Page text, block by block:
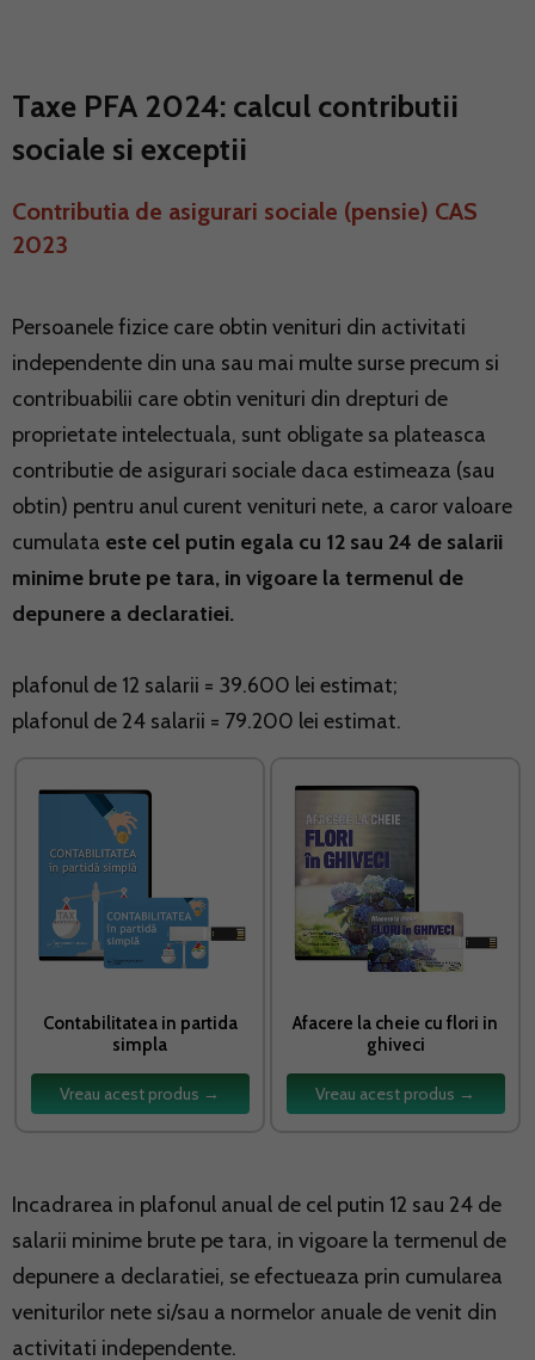
Taxe PFA 2024: calcul contributii
sociale si exceptii
Contributia de asigurari sociale (pensie) CAS
2023
Persoanele fizice care obtin venituri din activitati
independente din una sau mai multe surse precum si
contribuabilii care obtin venituri din drepturi de
proprietate intelectuala, sunt obligate sa plateasca
contributie de asigurari sociale daca estimeaza (sau
obtin) pentru anul curent venituri nete, a caror valoare
cumulata este cel putin egala cu 12 sau 24 de salarii
minime brute pe tara, in vigoare la termenul de
depunere a declaratiei.
plafonul de 12 salarii = 39.600 lei estimat;
plafonul de 24 salarii = 79.200 lei estimat.
Contabilitatea in partida
simpla
Vreau acest produs →
Afacere la cheie cu flori in
ghiveci
Vreau acest produs →
Incadrarea in plafonul anual de cel putin 12 sau 24 de
salarii minime brute pe tara, in vigoare la termenul de
depunere a declaratiei, se efectueaza prin cumularea
veniturilor nete si/sau a normelor anuale de venit din
activitati independente.